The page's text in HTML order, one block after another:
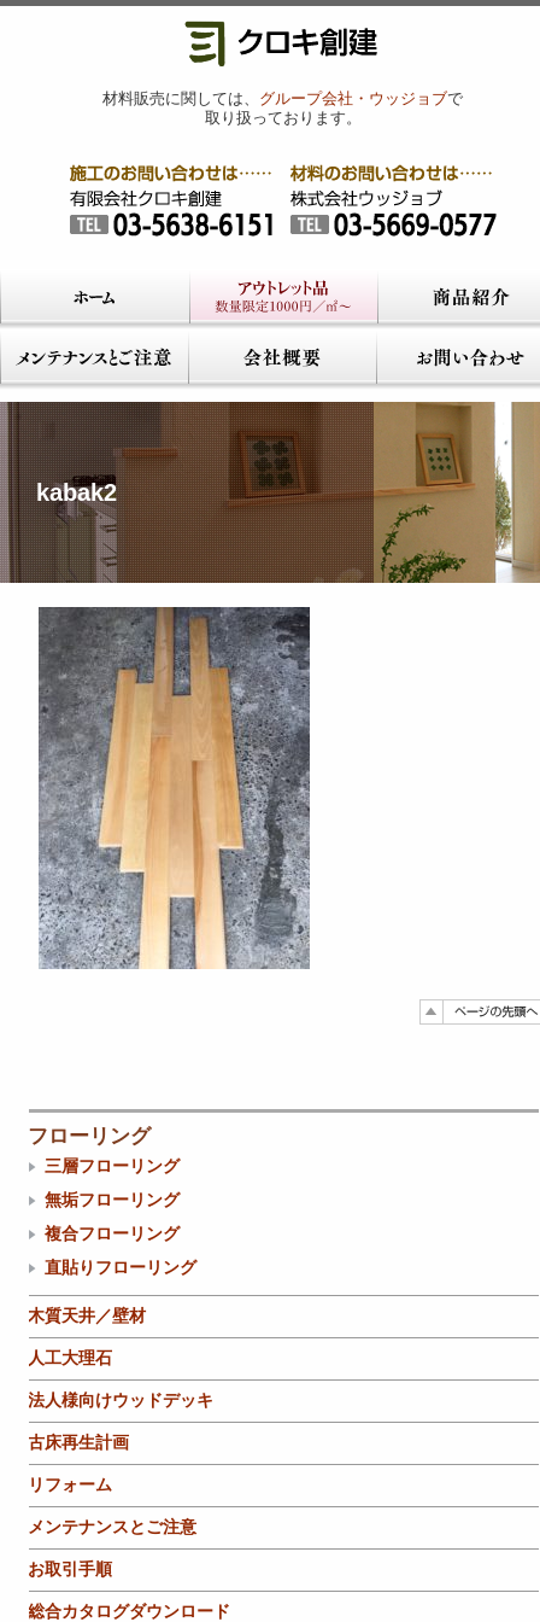
材料販売に関しては、 グループ会社・ウッジョブで
取り扱っております。
kabak2
フローリング
三層フローリング
無垢フローリング
複合フローリング
直貼りフローリング
木質天井／壁材
人工大理石
法人様向けウッドデッキ
古床再生計画
リフォーム
メンテナンスとご注意
お取引手順
総合カタログダウンロード